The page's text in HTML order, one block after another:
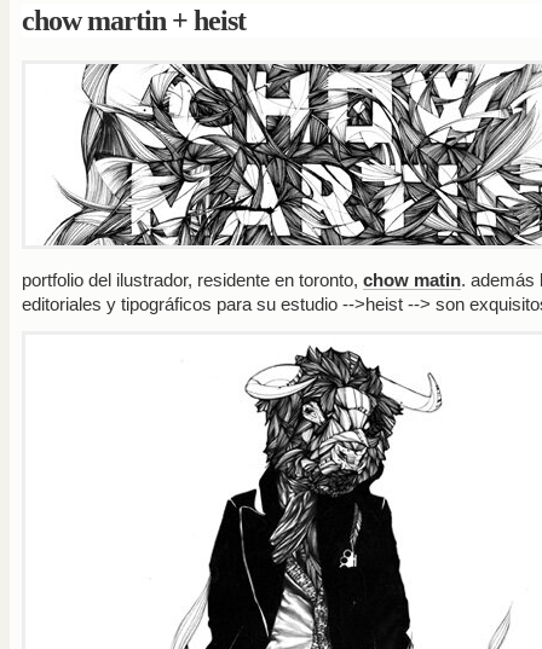
chow martin + heist
portfolio del ilustrador, residente en toronto, chow matin. además
editoriales y tipográficos para su estudio -->heist--> son